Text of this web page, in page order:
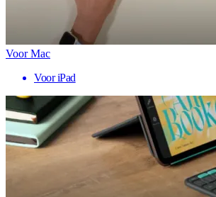
Voor Mac
Voor iPad